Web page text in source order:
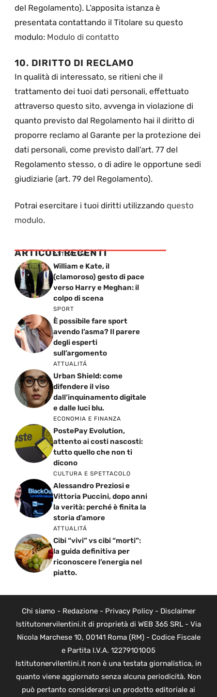
del Regolamento). L’apposita istanza è
presentata contattando il Titolare su questo
modulo: Modulo di contatto
10. DIRITTO DI RECLAMO
In qualità di interessato, se ritieni che il
trattamento dei tuoi dati personali, effettuato
attraverso questo sito, avvenga in violazione di
quanto previsto dal Regolamento hai il diritto di
proporre reclamo al Garante per la protezione dei
dati personali, come previsto dall’art. 77 del
Regolamento stesso, o di adire le opportune sedi
giudiziarie (art. 79 del Regolamento).
Potrai esercitare i tuoi diritti utilizzando questo
modulo.
ARTICOLI RECENTI
ATTUALITÁ
William e Kate, il
(clamoroso) gesto di pace
verso Harry e Meghan: il
colpo di scena
SPORT
È possibile fare sport
avendo l’asma? Il parere
degli esperti
sull’argomento
ATTUALITÁ
Urban Shield: come
difendere il viso
dall’inquinamento digitale
e dalle luci blu.
ECONOMIA E FINANZA
PostePay Evolution,
attento ai costi nascosti:
tutto quello che non ti
dicono
CULTURA E SPETTACOLO
Alessandro Preziosi e
Vittoria Puccini, dopo anni
la verità: perché è finita la
storia d’amore
ATTUALITÁ
Cibi “vivi” vs cibi “morti”:
la guida definitiva per
riconoscere l’energia nel
piatto.
Chi siamo - Redazione- Privacy Policy- Disclaimer
Istitutonervilentini.it di proprietà di WEB 365 SRL - Via
Nicola Marchese 10, 00141 Roma (RM) - Codice Fiscale
e Partita I.V.A. 12279101005
Istitutonervilentini.it non è una testata giornalistica, in
quanto viene aggiornato senza alcuna periodicità. Non
può pertanto considerarsi un prodotto editoriale ai